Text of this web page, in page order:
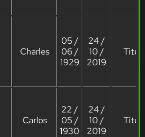
Charles
05 /
06 /
1929
24 /
10 /
2019
Carlos
22 /
05 /
1930
24 /
10 /
2019